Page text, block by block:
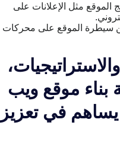
الموقع مثل الإعلانات على
سيطرة الموقع على محركات
بناء موقع ويب
في تعزيز